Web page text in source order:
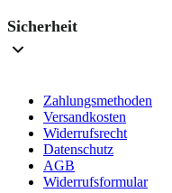
Sicherheit
Zahlungsmethoden
Versandkosten
Widerrufsrecht
Datenschutz
AGB
Widerrufsformular